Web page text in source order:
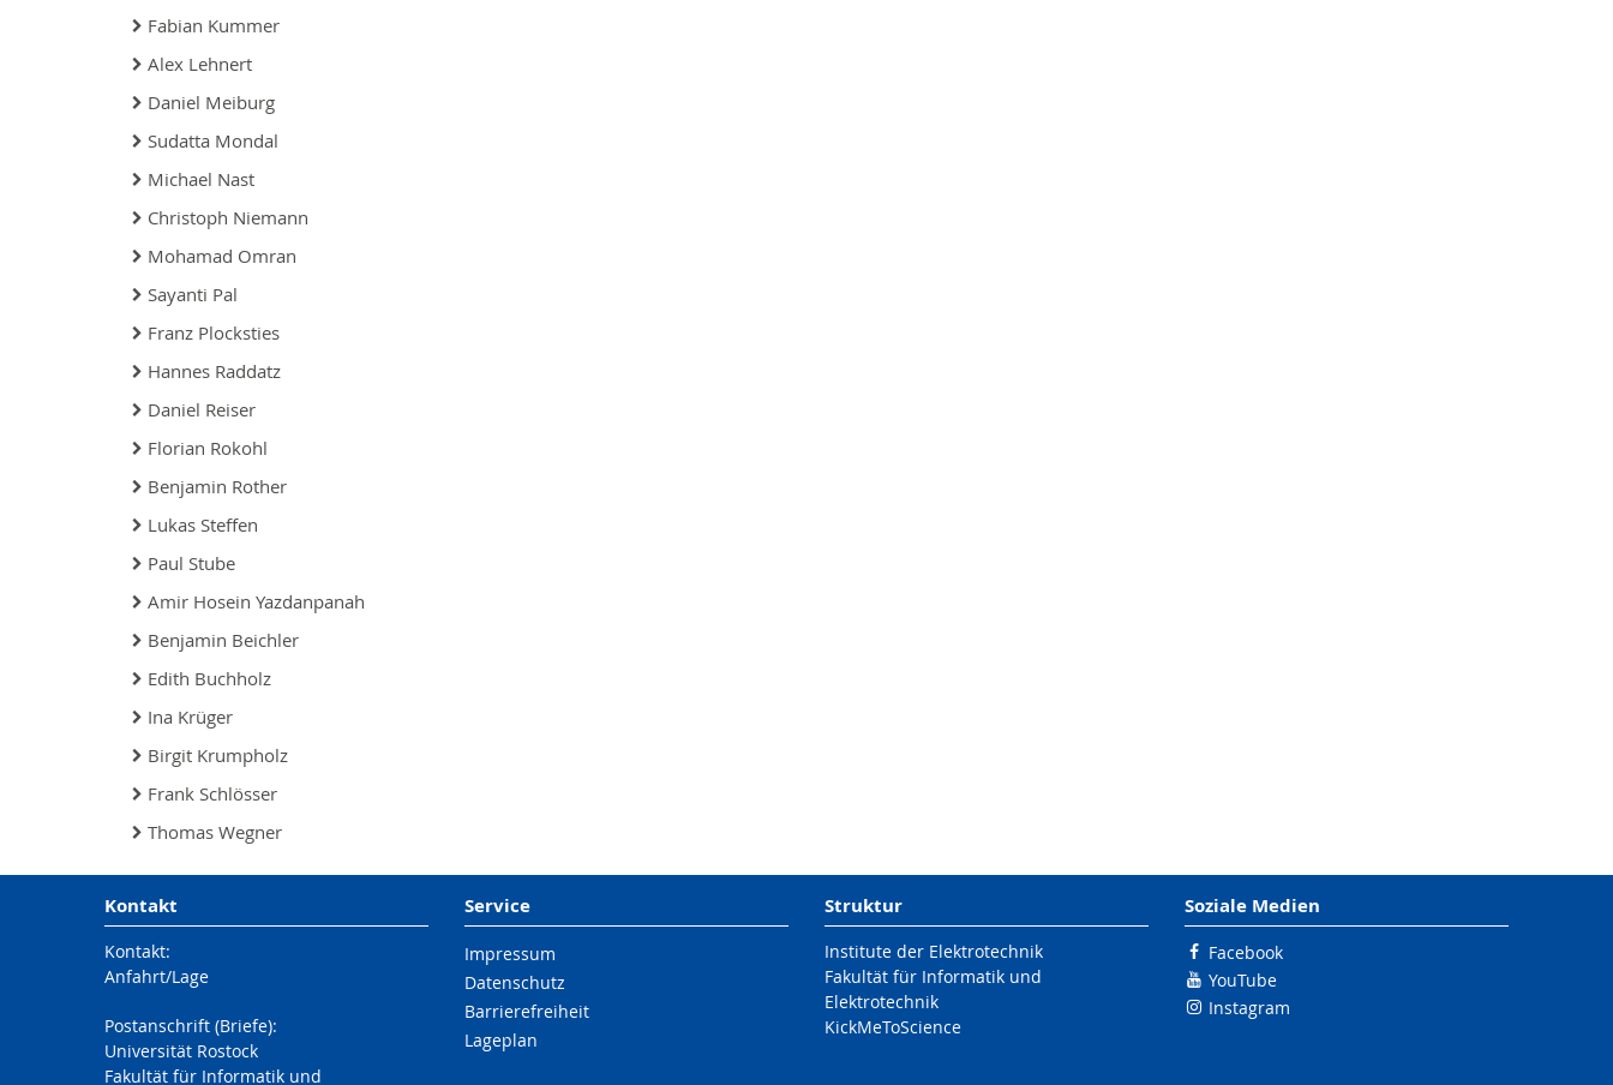
Fabian Kummer
Alex Lehnert
Daniel Meiburg
Sudatta Mondal
Michael Nast
Christoph Niemann
Mohamad Omran
Sayanti Pal
Franz Plocksties
Hannes Raddatz
Daniel Reiser
Florian Rokohl
Benjamin Rother
Lukas Steffen
Paul Stube
Amir Hosein Yazdanpanah
Benjamin Beichler
Edith Buchholz
Ina Krüger
Birgit Krumpholz
Frank Schlösser
Thomas Wegner
Kontakt
Kontakt:
Anfahrt/Lage
Postanschrift (Briefe):
Universität Rostock
Fakultät für Informatik und
Service
Impressum
Datenschutz
Barrierefreiheit
Lageplan
Struktur
Institute der Elektrotechnik
Fakultät für Informatik und
Elektrotechnik
KickMeToScience
Soziale Medien
Facebook
YouTube
Instagram